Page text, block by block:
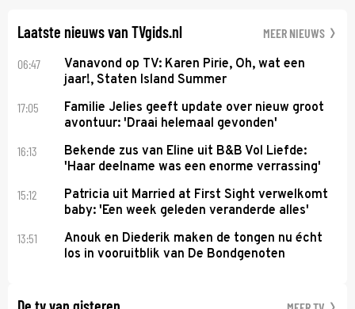
Laatste nieuws van TVgids.nl MEER NIEUWS
06:47
Vanavond op TV: Karen Pirie, Oh, wat een
jaar!, Staten Island Summer
17:05
Familie Jelies geeft update over nieuw groot
avontuur: 'Draai helemaal gevonden'
16:13
Bekende zus van Eline uit B&B Vol Liefde:
'Haar deelname was een enorme verrassing'
15:12
Patricia uit Married at First Sight verwelkomt
baby: 'Een week geleden veranderde alles'
13:51
Anouk en Diederik maken de tongen nu écht
los in vooruitblik van De Bondgenoten